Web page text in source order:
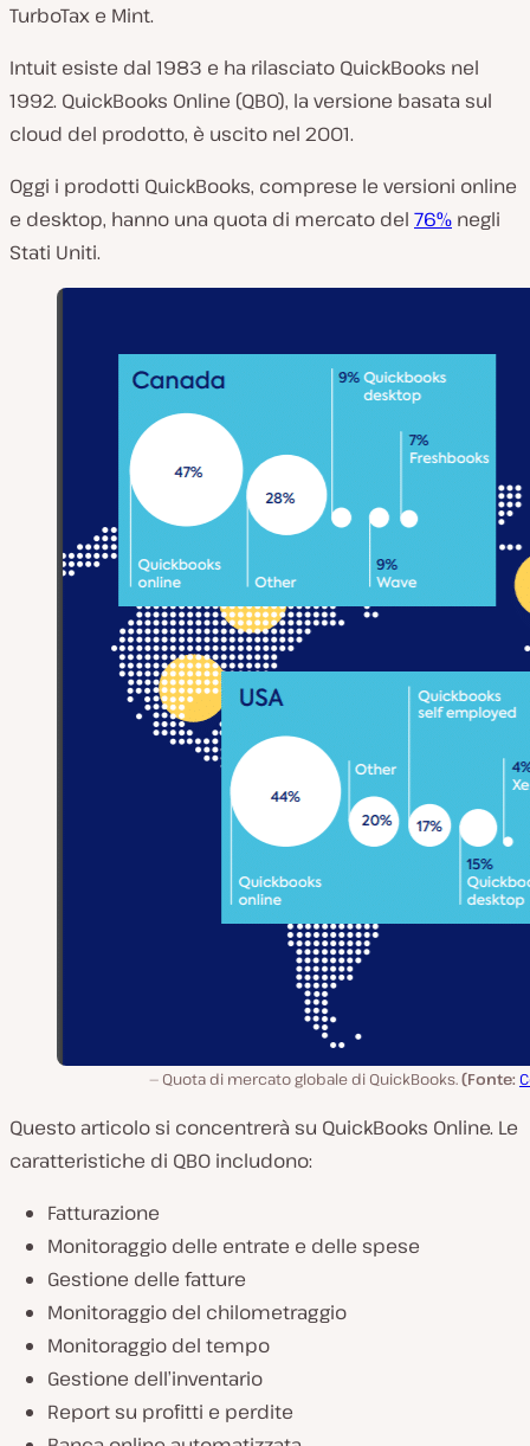
TurboTax e Mint.
Intuit esiste dal 1983 e ha rilasciato QuickBooks nel
1992. QuickBooks Online (QBO), la versione basata sul
cloud del prodotto, è uscito nel 2001.
Oggi i prodotti QuickBooks, comprese le versioni online
e desktop, hanno una quota di mercato del 76% negli
Stati Uniti.
Quota di mercato globale di QuickBooks.(Fonte:
Questo articolo si concentrerà su QuickBooks Online. Le
caratteristiche di QBO includono:
Fatturazione
Monitoraggio delle entrate e delle spese
Gestione delle fatture
Monitoraggio del chilometraggio
Monitoraggio del tempo
Gestione dell’inventario
Report su profitti e perdite